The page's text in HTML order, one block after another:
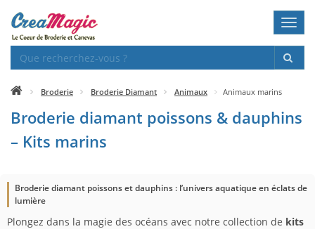
Broderie Broderie Diamant Animaux Animaux marins
Broderie diamant poissons & dauphins
– Kits marins
Broderie diamant poissons et dauphins : l’univers aquatique en éclats de
lumière
Plongez dans la magie des océans avec notre collection de kits